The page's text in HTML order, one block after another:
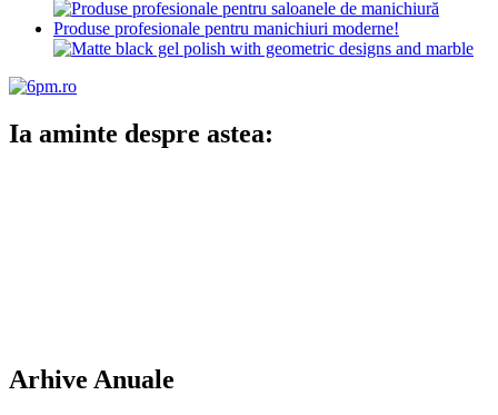
Produse profesionale pentru manichiuri moderne!
Ia aminte despre astea:
Arhive Anuale